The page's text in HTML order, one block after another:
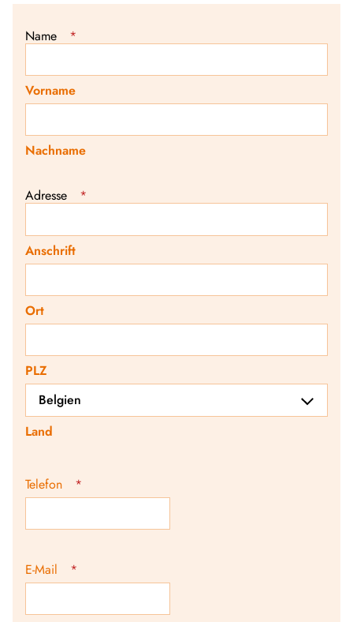
Name *
Vorname
Nachname
Adresse *
Anschrift
Ort
PLZ
Land
Telefon *
E-Mail *